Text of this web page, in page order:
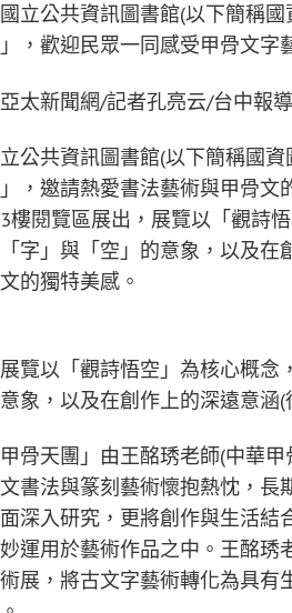
立公共資訊圖書館(以下簡稱
，歡迎民眾一同感受甲骨文字
亞太新聞網/記者孔亮云/台中報導
公共資訊圖書館(以下簡稱國
，邀請熱愛書法藝術與甲骨文
樓閱覽區展出，展覽以「觀詩
字」與「空」的意象，以及在
的獨特美感。
覽以「觀詩悟空」為核心概念
象，以及在創作上的深遠意涵
甲骨天團」由王酩琇老師(中華
書法與篆刻藝術懷抱熱忱，長
深入研究，更將創作與生活結
運用於藝術作品之中。王酩琇
展，將古文字藝術轉化為具有